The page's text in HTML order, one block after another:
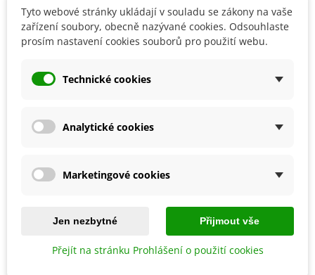
Detaily produktu
SOUVISEJÍCÍ PRODUKTY
Tyto webové stránky ukládají v souladu se zákony na vaše
zařízení soubory, obecně nazývané cookies. Odsouhlaste
prosím nastavení cookies souborů pro použití webu.
Technické cookies
Analytické cookies
Marketingové cookies
Jen nezbytné Přijmout vše
Přejít na stránku Prohlášení o použití cookies